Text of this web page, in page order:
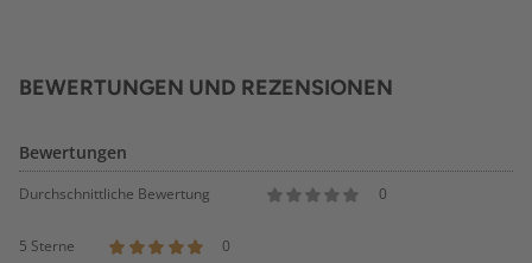
BEWERTUNGEN UND REZENSIONEN
Bewertungen
Durchschnittliche Bewertung 0
5 Sterne
0